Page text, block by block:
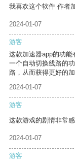
我喜欢这个软件 作者
2024-01-07
游客
这款加速器app的功
一个自动切换线路的
路，从而获得更好的加
2024-01-07
游客
这款游戏的剧情非常
2024-01-07
游客